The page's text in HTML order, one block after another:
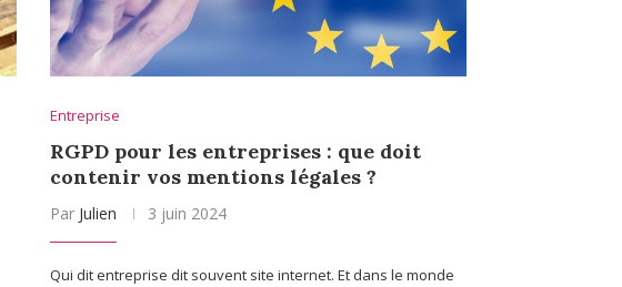
Entreprise
RGPD pour les entreprises : que doit
contenir vos mentions légales ?
Par Julien 3 juin 2024
Qui dit entreprise dit souvent site internet. Et dans le monde